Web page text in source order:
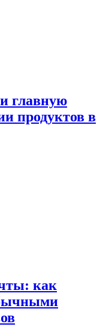
главную
продуктов в
как